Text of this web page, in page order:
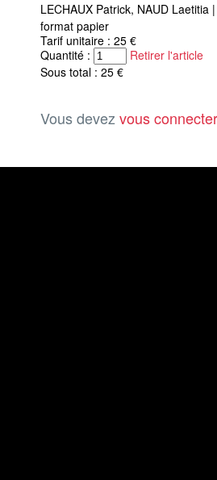
LECHAUX Patrick, NAUD Laetitia |
format papier
Tarif unitaire : 25 €
Quantité :
Retirer l'article
Sous total : 25 €
Vous devezvous